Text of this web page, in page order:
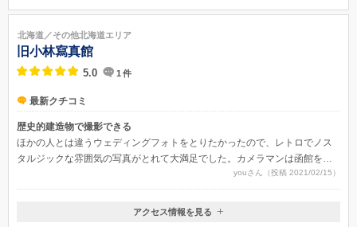
北海道函館市大手町13-12
北海道／その他北海道エリア
旧小林寫真館
5.0 1 件
最新クチコミ
歴史的建造物で撮影できる
ほかの人とは違うウェディングフォトをとりたかったので、レトロでノス
タルジックな雰囲気の写真がとれて大満足でした。カメラマンは函館を代
表する写真家のTさんで、安心してお願いできました。youさん（投稿 2021/02/15）
アクセス情報を見る